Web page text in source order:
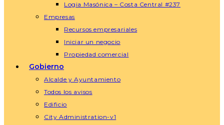
Logia Masónica – Costa Central #237
Empresas
Recursos empresariales
Iniciar un negocio
Propiedad comercial
Gobierno
Alcalde y Ayuntamiento
Todos los avisos
Edificio
City Administration-v1